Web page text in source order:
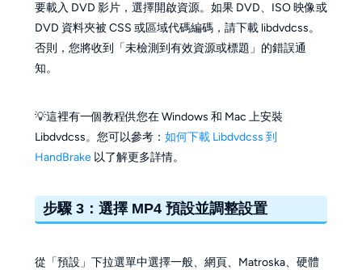
要載入 DVD 影片，選擇開啟資源。如果 DVD、ISO 映像或
DVD 資料夾被 CSS 或區域代碼編碼，請下載 libdvdcss。
否則，您將收到「未檢測到有效資源或標題」的錯誤通
知。
💡這裡有一個教程供您在 Windows 和 Mac 上安裝
Libdvdcss。您可以參考： 如何下載 Libdvdcss 到
HandBrake以了解更多詳情。
步驟 3：選擇 MP4 預設並調整設置
從「預設」下拉選單中選擇一般、網頁、Matroska、硬體